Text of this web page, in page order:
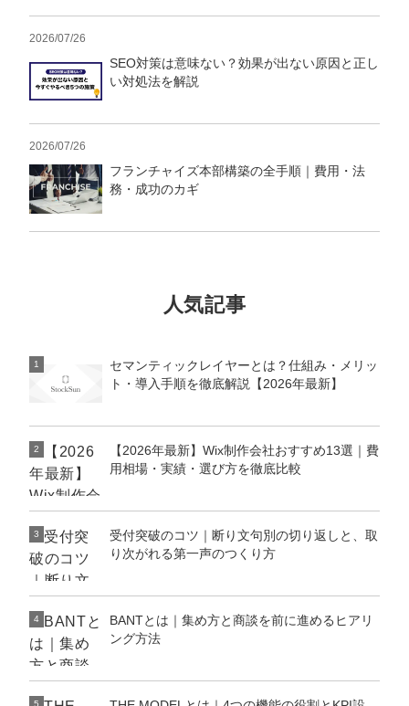
プロに無料相談をする
会社概要資料をダウンロー
ドする
都心丸善ビル7階
サイトマッププライバシーポリシー
2026/07/26
SEO対策は意味ない？効果が出ない原因と正し
い対処法を解説
2026/07/26
フランチャイズ本部構築の全手順｜費用・法
務・成功のカギ
人気記事
1
セマンティックレイヤーとは？仕組み・メリッ
ト・導入手順を徹底解説【2026年最新】
2
【2026年最新】Wix制作会社おすすめ13選｜費
用相場・実績・選び方を徹底比較
3
受付突破のコツ｜断り文句別の切り返しと、取
り次がれる第一声のつくり方
4
BANTとは｜集め方と商談を前に進めるヒアリ
ング方法
5